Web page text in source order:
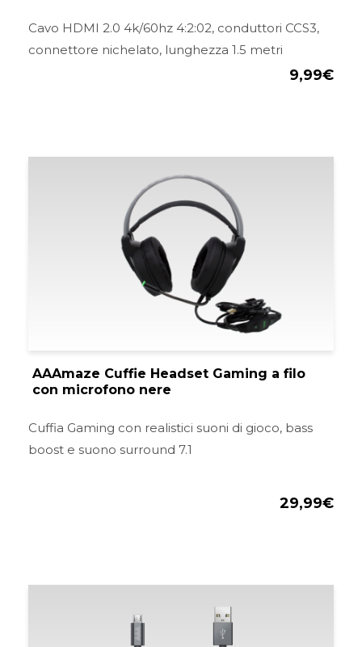
Cavo HDMI 2.0 4k/60hz 4:2:02, conduttori CCS3,
connettore nichelato, lunghezza 1.5 metri
9,99€
AAAmaze Cuffie Headset Gaming a filo
con microfono nere
Cuffia Gaming con realistici suoni di gioco, bass
boost e suono surround 7.1
Il
29,99€
Il